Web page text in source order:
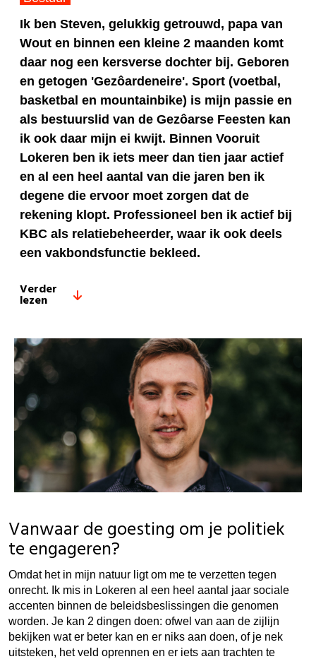
Ik ben Steven, gelukkig getrouwd, papa van
Wout en binnen een kleine 2 maanden komt
daar nog een kersverse dochter bij. Geboren
en getogen 'Gezôardeneire'. Sport (voetbal,
basketbal en mountainbike) is mijn passie en
als bestuurslid van de Gezôarse Feesten kan
ik ook daar mijn ei kwijt. Binnen Vooruit
Lokeren ben ik iets meer dan tien jaar actief
en al een heel aantal van die jaren ben ik
degene die ervoor moet zorgen dat de
rekening klopt. Professioneel ben ik actief bij
KBC als relatiebeheerder, waar ik ook deels
een vakbondsfunctie bekleed.
Verder
lezen
Vanwaar de goesting om je politiek
te engageren?
Omdat het in mijn natuur ligt om me te verzetten tegen
onrecht. Ik mis in Lokeren al een heel aantal jaar sociale
accenten binnen de beleidsbeslissingen die genomen
worden. Je kan 2 dingen doen: ofwel van aan de zijlijn
bekijken wat er beter kan en er niks aan doen, of je nek
uitsteken, het veld oprennen en er iets aan trachten te